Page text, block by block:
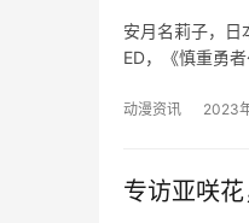
安月名莉子，日
ED，《慎重勇
动漫资讯 2023
专访亚咲